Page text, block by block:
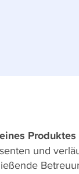
Produktes
und